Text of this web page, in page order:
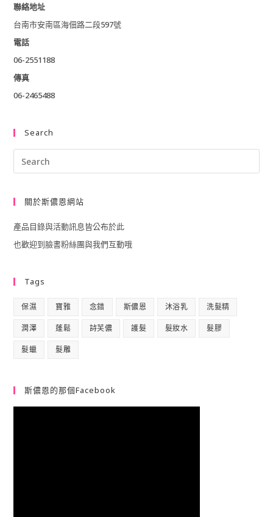
聯絡地址
台南市安南區海佃路二段597號
電話
06-2551188
傳真
06-2465488
Search
關於斯儂恩網站
產品目錄與活動訊息皆公布於此
也歡迎到臉書粉絲團與我們互動哦
Tags
保濕 寶雅 念錯 斯儂恩 沐浴乳 洗髮精
潤澤 蓬鬆 詩芙儂 護髮 髮妝水 髮膠
髮蠟 髮雕
斯儂恩的那個Facebook